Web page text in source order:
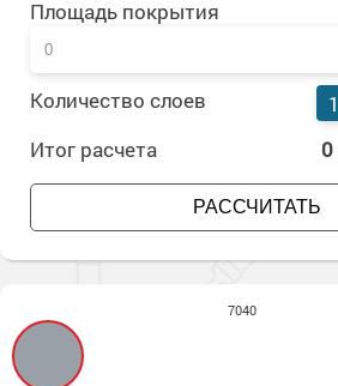
Сопутствующие товары
Морозостойкие краски для металла
Морозостойкие краски для фасада
Сопутствующие товары
Площадь покрытия
Количество слоев
1
Итог расчета
0
РАССЧИТАТЬ
7040